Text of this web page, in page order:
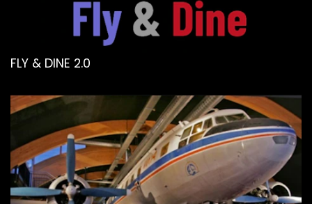
FLY & DINE 2.0